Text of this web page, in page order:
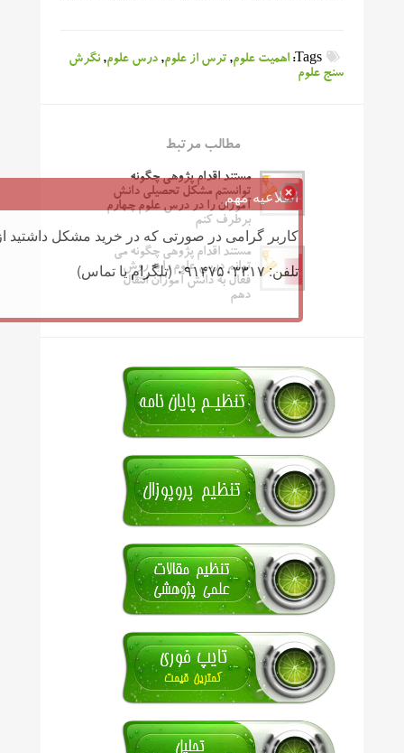
Tags: اهمیت علوم,ترس از علوم,درس علوم,نگرش
سنج علوم
مطالب مرتبط
مستند اقدام پژوهی چگونه
توانستم مشکل تحصیلی دانش
آموزان را در درس علوم چهارم
برطرف کنم
مستند اقدام پژوهی چگونه می
توانم درس علوم را به روش
فعال به دانش آموزان انتقال
دهم
اطلاعیه مهم
کاربر گرامی در صورتی که در خرید مشکل داشتید
تلفن: ۰۹۱۴۷۵۰۳۳۱۷ (تلگرام یا تماس)